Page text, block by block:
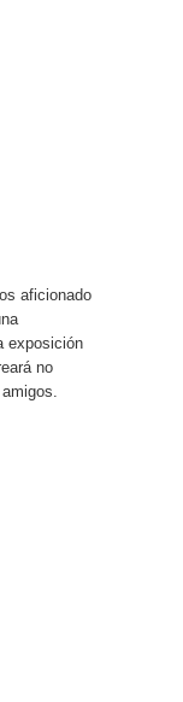
aficionado
exposición
no